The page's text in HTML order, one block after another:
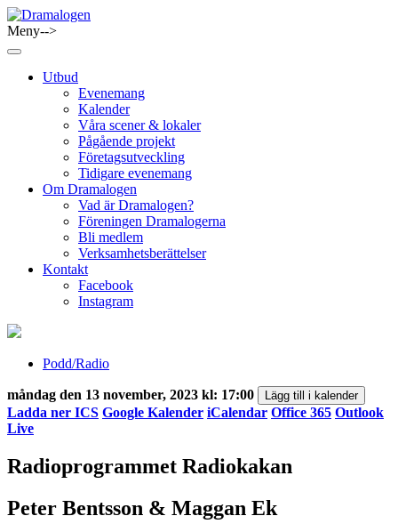
Skip
to
content
Meny-->
Utbud
Evenemang
Kalender
Våra scener & lokaler
Pågående projekt
Företagsutveckling
Tidigare evenemang
Om Dramalogen
Vad är Dramalogen?
Föreningen Dramalogerna
Bli medlem
Verksamhetsberättelser
Kontakt
Facebook
Instagram
Podd/Radio
måndag den 13 november, 2023 kl: 17:00 Lägg till i kalender
Ladda ner ICS Google Kalender iCalendar Office 365 Outlook
Live
Radioprogrammet Radiokakan
Peter Bentsson & Maggan Ek